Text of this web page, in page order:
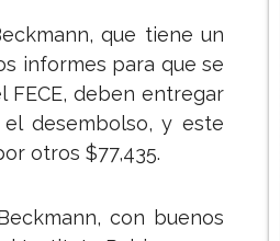
que tiene un
informes para que se
FECE, deben entregar
desembolso, y este
otros $77,435.
con buenos